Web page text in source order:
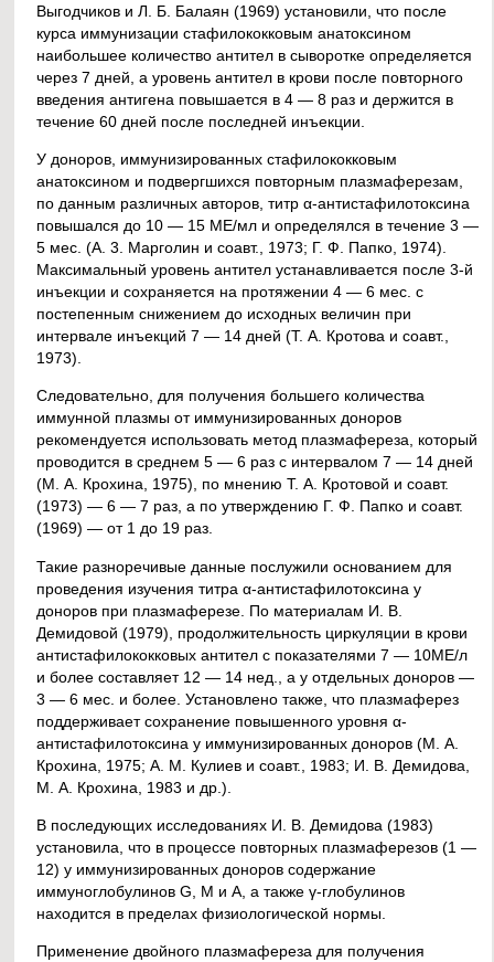
Выгодчиков и Л. Б. Балаян (1969) установили, что после
курса иммунизации стафилококковым анатоксином
наибольшее количество антител в сыворотке определяется
через 7 дней, а уровень антител в крови после повторного
введения антигена повышается в 4 — 8 раз и держится в
течение 60 дней после последней инъекции.
У доноров, иммунизированных стафилококковым
анатоксином и подвергшихся повторным плазмаферезам,
по данным различных авторов, титр α-антистафилотоксина
повышался до 10 — 15 МЕ/мл и определялся в течение 3 —
5 мес. (А. 3. Марголин и соавт., 1973; Г. Ф. Папко, 1974).
Максимальный уровень антител устанавливается после 3-й
инъекции и сохраняется на протяжении 4 — 6 мес. с
постепенным снижением до исходных величин при
интервале инъекций 7 — 14 дней (Т. А. Кротова и соавт.,
1973).
Следовательно, для получения большего количества
иммунной плазмы от иммунизированных доноров
рекомендуется использовать метод плазмафереза, который
проводится в среднем 5 — 6 раз с интервалом 7 — 14 дней
(М. А. Крохина, 1975), по мнению Т. А. Кротовой и соавт.
(1973) — 6 — 7 раз, а по утверждению Г. Ф. Папко и соавт.
(1969) — от 1 до 19 раз.
Такие разноречивые данные послужили основанием для
проведения изучения титра α-антистафилотоксина у
доноров при плазмаферезе. По материалам И. В.
Демидовой (1979), продолжительность циркуляции в крови
антистафилококковых антител с показателями 7 — 10МЕ/л
и более составляет 12 — 14 нед., а у отдельных доноров —
3 — 6 мес. и более. Установлено также, что плазмаферез
поддерживает сохранение повышенного уровня α-
антистафилотоксина у иммунизированных доноров (М. А.
Крохина, 1975; А. М. Кулиев и соавт., 1983; И. В. Демидова,
М. А. Крохина, 1983 и др.).
В последующих исследованиях И. В. Демидова (1983)
установила, что в процессе повторных плазмаферезов (1 —
12) у иммунизированных доноров содержание
иммуноглобулинов G, М и А, а также γ-глобулинов
находится в пределах физиологической нормы.
Применение двойного плазмафереза для получения